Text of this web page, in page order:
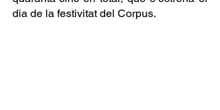
dia de la festivitat del Corpus.